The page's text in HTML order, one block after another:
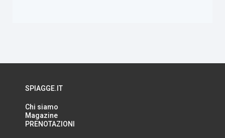
SPIAGGE.IT
Chi siamo
Magazine
PRENOTAZIONI